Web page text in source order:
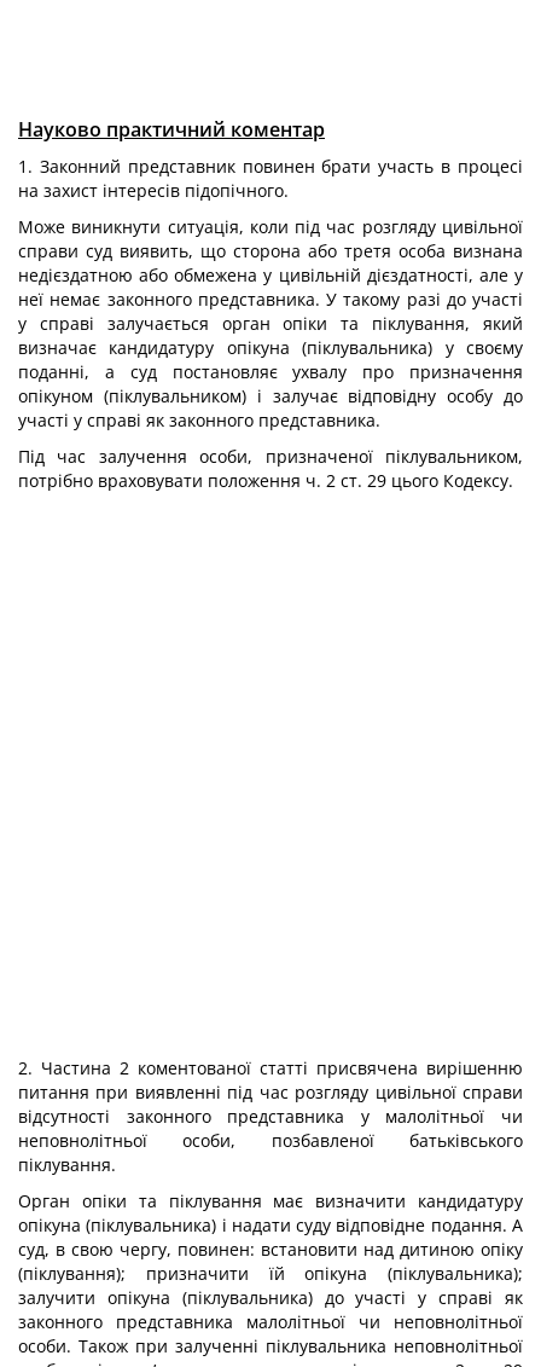
Науково практичний коментар
1. Законний представник повинен брати участь в процесі
на захист інтересів підопічного.
Може виникнути ситуація, коли під час розгляду цивільної
справи суд виявить, що сторона або третя особа визнана
недієздатною або обмежена у цивільній дієздатності, але у
неї немає законного представника. У такому разі до участі
у справі залучається орган опіки та піклування, який
визначає кандидатуру опікуна (піклувальника) у своєму
поданні, а суд постановляє ухвалу про призначення
опікуном (піклувальником) і залучає відповідну особу до
участі у справі як законного представника.
Під час залучення особи, призначеної піклувальником,
потрібно враховувати положення ч. 2 ст. 29 цього Кодексу.
2. Частина 2 коментованої статті присвячена вирішенню
питання при виявленні під час розгляду цивільної справи
відсутності законного представника у малолітньої чи
неповнолітньої особи, позбавленої батьківського
піклування.
Орган опіки та піклування має визначити кандидатуру
опікуна (піклувальника) і надати суду відповідне подання. А
суд, в свою чергу, повинен: встановити над дитиною опіку
(піклування); призначити їй опікуна (піклувальника);
залучити опікуна (піклувальника) до участі у справі як
законного представника малолітньої чи неповнолітньої
особи. Також при залученні піклувальника неповнолітньої